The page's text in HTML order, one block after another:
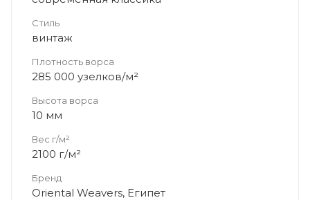
Стиль
винтаж
Плотность ворса
285 000 узелков/м²
Высота ворса
10 мм
Вес г/м²
2100 г/м²
Бренд
Oriental Weavers, Египет